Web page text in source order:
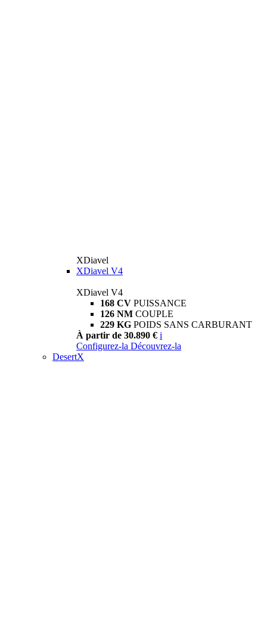
XDiavel
XDiavel V4
XDiavel V4
168 CV PUISSANCE
126 NM COUPLE
229 KG POIDS SANS CARBURANT
À partir de 30.890 € i
Configurez-la Découvrez-la
DesertX